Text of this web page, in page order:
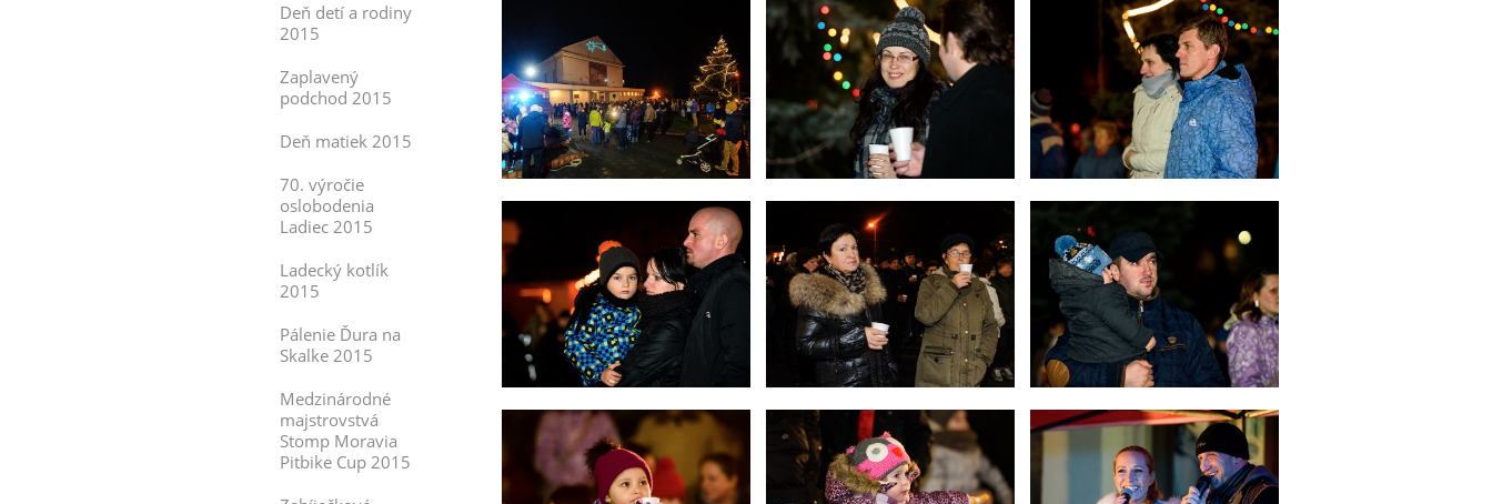
Deň detí a rodiny
2015
Zaplavený
podchod 2015
Deň matiek 2015
70. výročie
oslobodenia
Ladiec 2015
Ladecký kotlík
2015
Pálenie Ďura na
Skalke 2015
Medzinárodné
majstrovstvá
Stomp Moravia
Pitbike Cup 2015